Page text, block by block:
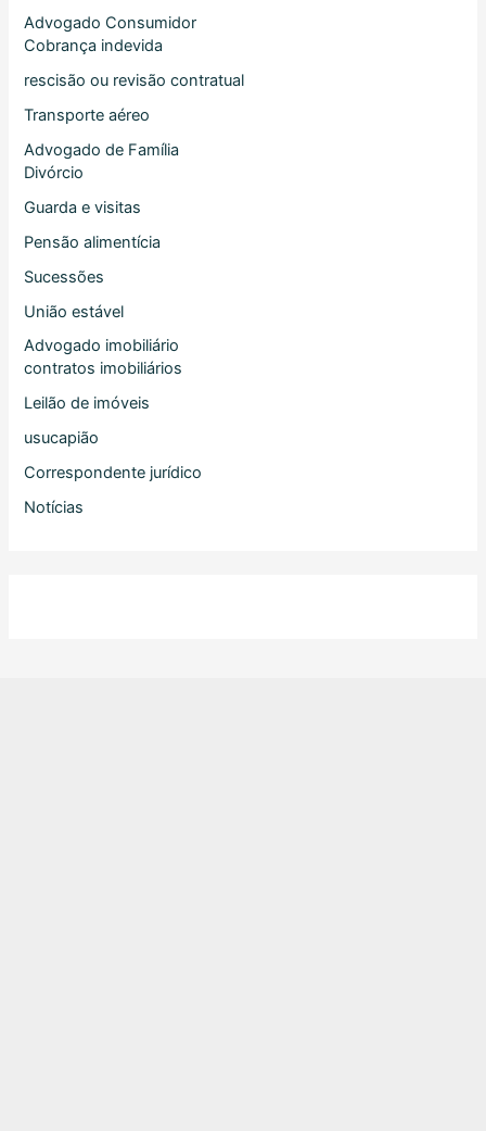
Advogado Consumidor
Cobrança indevida
rescisão ou revisão contratual
Transporte aéreo
Advogado de Família
Divórcio
Guarda e visitas
Pensão alimentícia
Sucessões
União estável
Advogado imobiliário
contratos imobiliários
Leilão de imóveis
usucapião
Correspondente jurídico
Notícias